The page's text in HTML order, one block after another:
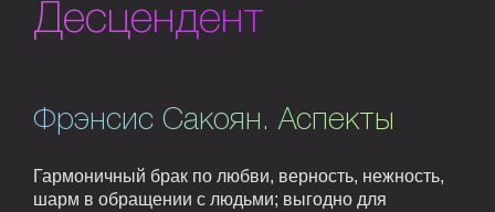
Десцендент
Фрэнсис Сакоян. Аспекты
Гармоничный брак по любви, верность, нежность,
шарм в обращении с людьми; выгодно для